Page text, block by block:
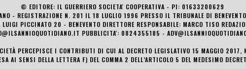
© EDITORE: IL GUERRIERO SOCIETA' COOPERATIVA - PI: 01633200629
- REGISTRAZIONE N. 201 IL 18 LUGLIO 1996 PRESSO IL TRIBUNALE DI
LUIGI PICCINATO 20 - BENEVENTO DIRETTORE RESPONSABILE: MARCO TISO
PUBBLICITA': 0824355185 -
PERCEPISCE I CONTRIBUTI DI CUI AL DECRETO LEGISLATIVO 15 MAGGIO 2017,
AI SENSI DELLA LETTERA F) DEL COMMA 2 DELL’ARTICOLO 5 DEL MEDESIMO